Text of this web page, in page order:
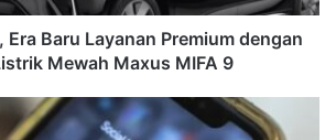
Era Baru Layanan Premium dengan
Mewah Maxus MIFA 9